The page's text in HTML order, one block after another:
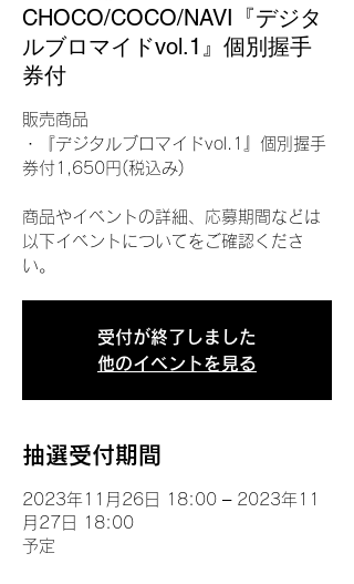
CHOCO/COCO/NAVI『デジタ
ルブロマイドvol.1』個別握手
券付
販売商品
・『デジタルブロマイドvol.1』個別握手
券付1,650円(税込み)
商品やイベントの詳細、応募期間などは
以下イベントについてをご確認くださ
い。
受付が終了しました
他のイベントを見る
抽選受付期間
2023年11月26日 18:00 – 2023年11
月27日 18:00
予定